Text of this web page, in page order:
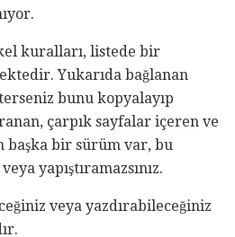
kuralları, listede bir
Yukarıda bağlanan
bunu kopyalayıp
çarpık sayfalar içeren ve
başka bir sürüm var, bu
yapıştıramazsınız.
veya yazdırabileceğiniz